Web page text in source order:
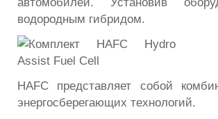
водородным гибридом.
HAFC представляет собой
энергосберегающих технологий.